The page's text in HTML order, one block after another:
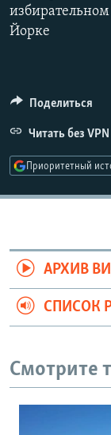
РАСПИСАНИЕ
Все сайты
Йорке
Поделиться
Читать без VPN
Приоритетный
АРХИВ
СПИСОК
Смотрите